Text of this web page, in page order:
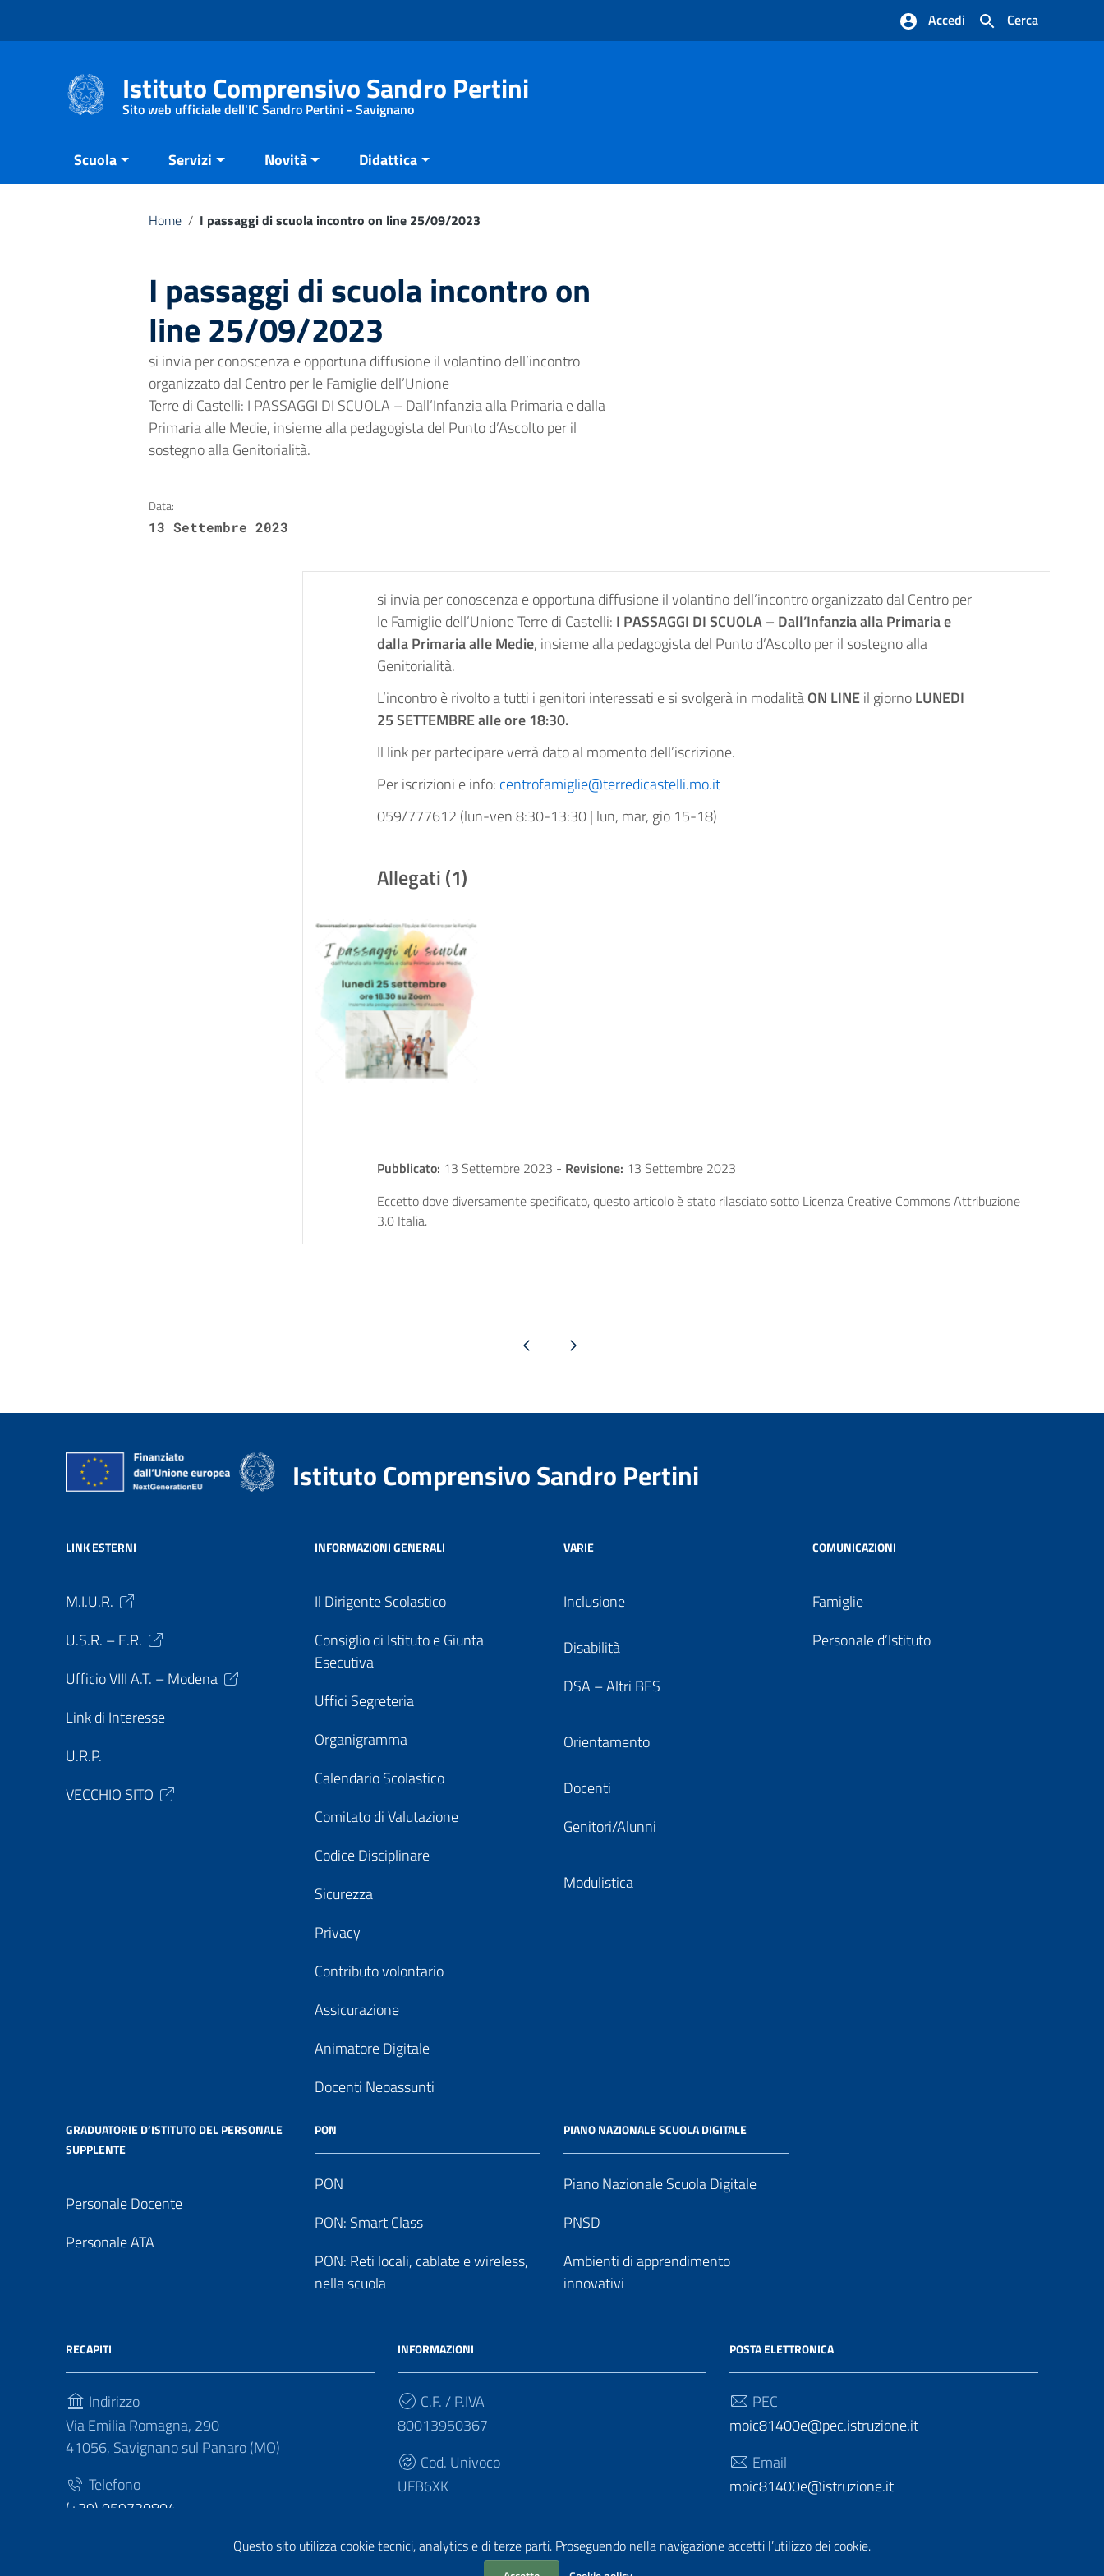
Questo sito utilizza cookie tecnici, analytics e di terze parti. Proseguendo nella navigazione accetti l’utilizzo dei cookie.
Cerca
Accedi
Istituto Comprensivo Sandro Pertini
Sito web ufficiale dell'IC Sandro Pertini - Savignano
Scuola Servizi Novità Didattica
Home / I passaggi di scuola incontro on line 25/09/2023
I passaggi di scuola incontro on
line 25/09/2023
si invia per conoscenza e opportuna diffusione il volantino dell’incontro
organizzato dal Centro per le Famiglie dell’Unione
Terre di Castelli: I PASSAGGI DI SCUOLA – Dall’Infanzia alla Primaria e dalla
Primaria alle Medie, insieme alla pedagogista del Punto d’Ascolto per il
sostegno alla Genitorialità.
Data:
13 Settembre 2023
si invia per conoscenza e opportuna diffusione il volantino dell’incontro organizzato dal Centro per
le Famiglie dell’Unione Terre di Castelli: I PASSAGGI DI SCUOLA – Dall’Infanzia alla Primaria e
dalla Primaria alle Medie, insieme alla pedagogista del Punto d’Ascolto per il sostegno alla
Genitorialità.
L’incontro è rivolto a tutti i genitori interessati e si svolgerà in modalitàON LINEil giornoLUNEDI
25 SETTEMBRE alle ore 18:30.
Il link per partecipare verrà dato al momento dell’iscrizione.
Per iscrizioni e info: centrofamiglie@terredicastelli.mo.it
059/777612 (lun-ven 8:30-13:30 | lun, mar, gio 15-18)
Allegati (1)
Pubblicato: 13 Settembre 2023 - Revisione: 13 Settembre 2023
Eccetto dove diversamente specificato, questo articolo è stato rilasciato sotto Licenza Creative Commons Attribuzione
3.0 Italia.
Pagina precedentePagina successiva
Istituto Comprensivo Sandro Pertini
LINK ESTERNI
M.I.U.R.
U.S.R. – E.R.
Ufficio VIII A.T. – Modena
Link di Interesse
U.R.P.
VECCHIO SITO
INFORMAZIONI GENERALI
Il Dirigente Scolastico
Consiglio di Istituto e Giunta
Esecutiva
Uffici Segreteria
Organigramma
Calendario Scolastico
Comitato di Valutazione
Codice Disciplinare
Sicurezza
Privacy
Contributo volontario
Assicurazione
Animatore Digitale
Docenti Neoassunti
VARIE
Inclusione
Disabilità
DSA – Altri BES
Orientamento
Docenti
Genitori/Alunni
Modulistica
COMUNICAZIONI
Famiglie
Personale d’Istituto
GRADUATORIE D’ISTITUTO DEL PERSONALE
SUPPLENTE
Personale Docente
Personale ATA
PON
PON
PON: Smart Class
PON: Reti locali, cablate e wireless,
nella scuola
PIANO NAZIONALE SCUOLA DIGITALE
Piano Nazionale Scuola Digitale
PNSD
Ambienti di apprendimento
innovativi
RECAPITI
Indirizzo
Via Emilia Romagna, 290
41056, Savignano sul Panaro (MO)
Telefono
(+39) 059730804
INFORMAZIONI
C.F. / P.IVA
80013950367
Cod. Univoco
UFB6XK
POSTA ELETTRONICA
PEC
moic81400e@pec.istruzione.it
Email
moic81400e@istruzione.it